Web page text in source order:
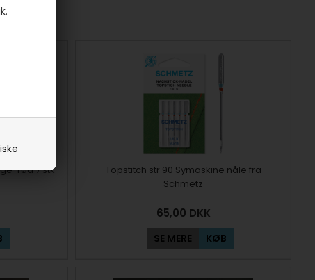
rød 7 stk
Topstitch str 90 Symaskine nåle fra
Schmetz
65,00 DKK
SE MERE KØB